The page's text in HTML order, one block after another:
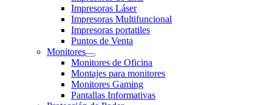
Impresoras Láser
Impresoras Multifuncional
Impresoras portatiles
Puntos de Venta
Monitores
Monitores de Oficina
Montajes para monitores
Monitores Gaming
Pantallas Informativas